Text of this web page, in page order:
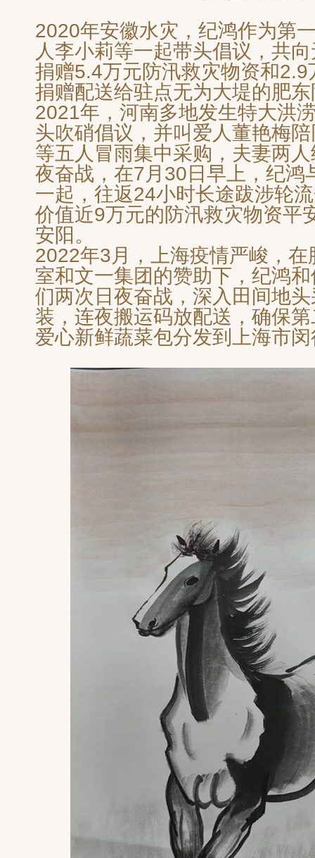
2020年安徽水灾，纪鸿作为第
人李小莉等一起带头倡议，共
捐赠5.4万元防汛救灾物资和2.9
捐赠配送给驻点无为大堤的肥
2021年，河南多地发生特大洪
头吹硝倡议，并叫爱人董艳梅
等五人冒雨集中采购，夫妻两
夜奋战，在7月30日早上，纪鸿
一起，往返24小时长途跋涉轮
价值近9万元的防汛救灾物资平
安阳。
2022年3月，上海疫情严峻，在
室和文一集团的赞助下，纪鸿
们两次日夜奋战，深入田间地
装，连夜搬运码放配送，确保
爱心新鲜蔬菜包分发到上海市